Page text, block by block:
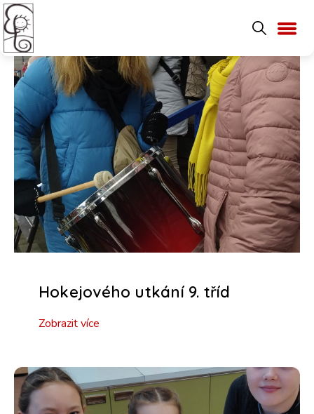
Hokejového utkání 9. tříd
Zobrazit více